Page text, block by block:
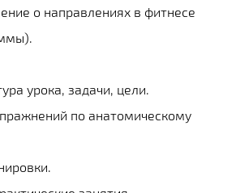
о направлениях в фитнесе
урока, задачи, цели.
по анатомическому